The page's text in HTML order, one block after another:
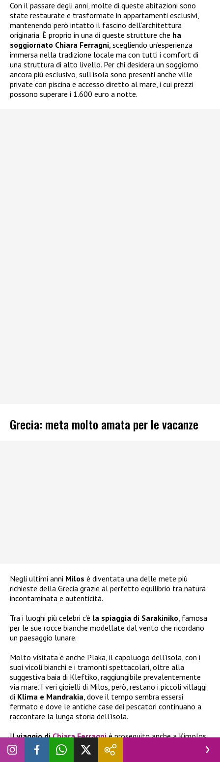
Con il passare degli anni, molte di queste abitazioni sono
state restaurate e trasformate in appartamenti esclusivi,
mantenendo però intatto il fascino dell’architettura
originaria. È proprio in una di queste strutture che ha
soggiornato Chiara Ferragni, scegliendo un’esperienza
immersa nella tradizione locale ma con tutti i comfort di
una struttura di alto livello. Per chi desidera un soggiorno
ancora più esclusivo, sull’isola sono presenti anche ville
private con piscina e accesso diretto al mare, i cui prezzi
possono superare i 1.600 euro a notte.
Grecia: meta molto amata per le vacanze
Negli ultimi anni Milos è diventata una delle mete più
richieste della Grecia grazie al perfetto equilibrio tra natura
incontaminata e autenticità.
Tra i luoghi più celebri c’è la spiaggia di Sarakiniko , famosa
per le sue rocce bianche modellate dal vento che ricordano
un paesaggio lunare.
Molto visitata è anche Plaka, il capoluogo dell’isola, con i
suoi vicoli bianchi e i tramonti spettacolari, oltre alla
suggestiva baia di Kleftiko, raggiungibile prevalentemente
via mare. I veri gioielli di Milos, però, restano i piccoli villaggi
di Klima e Mandrakia , dove il tempo sembra essersi
fermato e dove le antiche case dei pescatori continuano a
raccontare la lunga storia dell’isola.
Ilviaggio diChiara Ferragni è proseguito anche a Kimolos,
una piccola isola situata a meno di un chilometro da Milos
ma ancora lontana dai grandi flussi turistici. Qui il ritmo è